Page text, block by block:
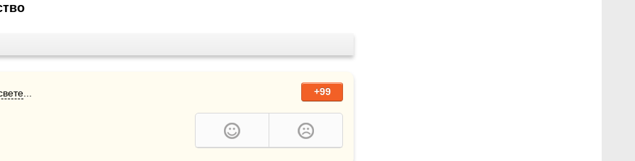
+99